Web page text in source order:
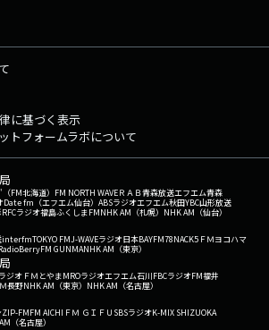
に基づく表示
トフォームラボについて
FM北海道） FM NORTH WAVEＲＡＢ青森放送エフエム青森
Date fm（エフエム仙台） ABSラジオエフエム秋田YBC山形放送
RFCラジオ福島ふくしまFMNHK AM（札幌） NHK AM（仙台）
interfmTOKYO FMJ-WAVEラジオ日本BAYFM78NACK5 ＦＭヨコハマ
FM GUNMANHK AM（東京）
ジオ ＦＭとやまMROラジオエフエム石川FBCラジオFM福井
長野NHK AM（東京） NHK AM（名古屋）
ZIP-FMFM AICHI ＦＭ ＧＩＦＵ SBSラジオK-MIX SHIZUOKA
（名古屋）